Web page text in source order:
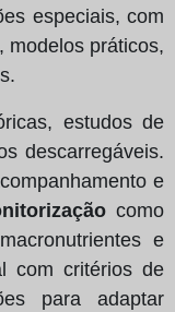
especiais, com
modelos práticos,
estudos de
descarregáveis.
e
como
e
com critérios de
para adaptar